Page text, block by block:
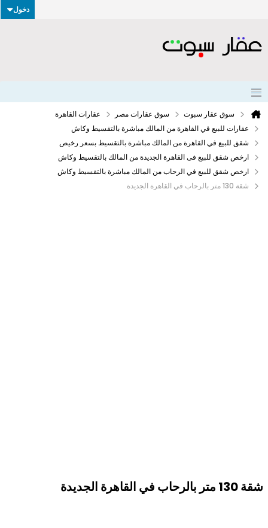
دخول
سوق عقار سبوت سوق عقارات مصر
عقارات القاهرة
عقارات للبيع في القاهرة من المالك مباشرة بالتقسيط وكاش
شقق للبيع في القاهرة من المالك مباشرة بالتقسيط بسعر رخيص
ارخص شقق للبيع فى القاهرة الجديدة من المالك بالتقسيط وكاش
ارخص شقق للبيع في الرحاب من المالك مباشرة بالتقسيط وكاش
شقة 130 متر بالرحاب في القاهرة الجديدة
شقة 130 متر بالرحاب في القاهرة الجديدة